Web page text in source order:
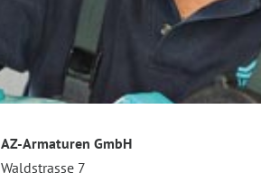
AZ-Armaturen GmbH
Waldstrasse 7